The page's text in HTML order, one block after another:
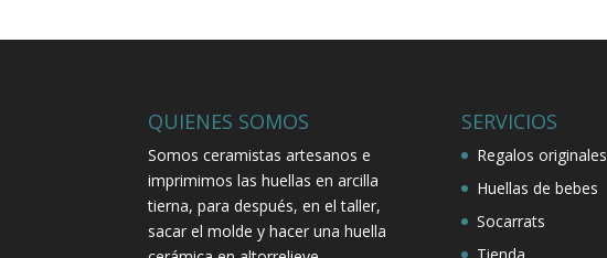
QUIENES SOMOS
Somos ceramistas artesanos e
imprimimos las huellas en arcilla
tierna, para después, en el taller,
sacar el molde y hacer una huella
SERVICIOS
Regalos originales
Huellas de bebes
Socarrats